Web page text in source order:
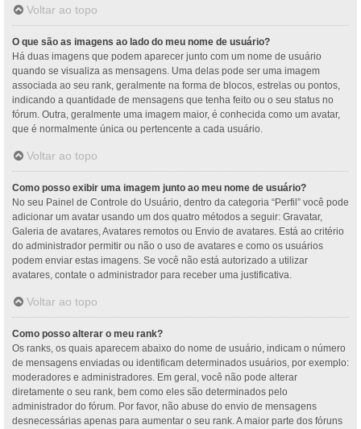
Voltar ao topo
O que são as imagens ao lado do meu nome de usuário?
Há duas imagens que podem aparecer junto com um nome de usuário
quando se visualiza as mensagens. Uma delas pode ser uma imagem
associada ao seu rank, geralmente na forma de blocos, estrelas ou pontos,
indicando a quantidade de mensagens que tenha feito ou o seu status no
fórum. Outra, geralmente uma imagem maior, é conhecida como um avatar,
que é normalmente única ou pertencente a cada usuário.
Voltar ao topo
Como posso exibir uma imagem junto ao meu nome de usuário?
No seu Painel de Controle do Usuário, dentro da categoria “Perfil” você pode
adicionar um avatar usando um dos quatro métodos a seguir: Gravatar,
Galeria de avatares, Avatares remotos ou Envio de avatares. Está ao critério
do administrador permitir ou não o uso de avatares e como os usuários
podem enviar estas imagens. Se você não está autorizado a utilizar
avatares, contate o administrador para receber uma justificativa.
Voltar ao topo
Como posso alterar o meu rank?
Os ranks, os quais aparecem abaixo do nome de usuário, indicam o número
de mensagens enviadas ou identificam determinados usuários, por exemplo:
moderadores e administradores. Em geral, você não pode alterar
diretamente o seu rank, bem como eles são determinados pelo
administrador do fórum. Por favor, não abuse do envio de mensagens
desnecessárias apenas para aumentar o seu rank. A maior parte dos fóruns